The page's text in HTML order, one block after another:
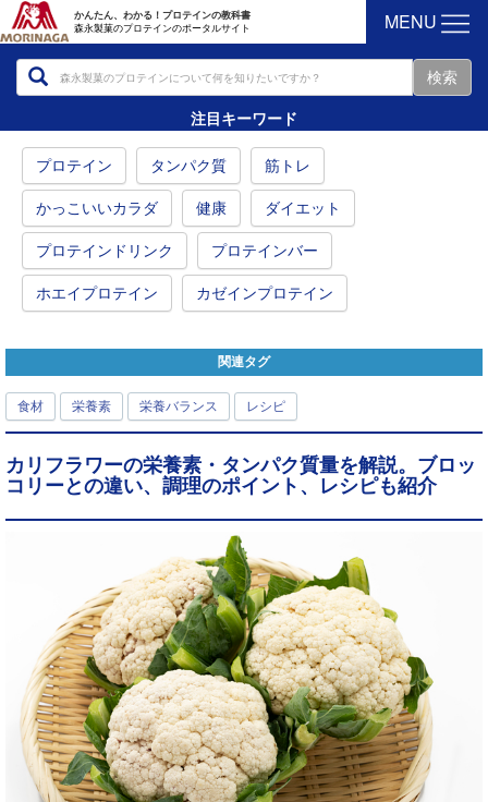
かんたん、わかる！プロテインの教科書
森永製菓のプロテインのポータルサイト
MENU
注目キーワード
プロテイン タンパク質 筋トレ
かっこいいカラダ 健康 ダイエット
プロテインドリンク プロテインバー
ホエイプロテイン カゼインプロテイン
関連タグ
食材 栄養素 栄養バランス レシピ
カリフラワーの栄養素・タンパク質量を解説。ブロッ
コリーとの違い、調理のポイント、レシピも紹介